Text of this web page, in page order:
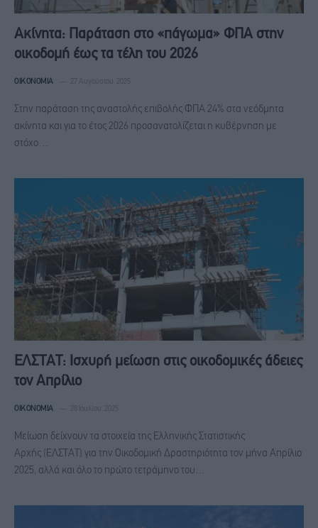
Ακίνητα: Παράταση στο «πάγωμα» ΦΠΑ στην
οικοδομή έως τα τέλη του 2026
ΟΙΚΟΝΟΜΊΑ 27 Αυγούστου, 2025
Στην παράταση της αναστολής επιβολής ΦΠΑ 24% στα νεόδμητα
ακίνητα και για το έτος 2026 προσανατολίζεται η κυβέρνηση με
στόχο…
ΕΛΣΤΑΤ: Ισχυρή μείωση στις οικοδομικές άδειες
τον Απρίλιο
ΟΙΚΟΝΟΜΊΑ 28 Ιουλίου, 2025
Μείωση δείχνουν τα στοιχεία της Ελληνικής Στατιστικής
Αρχής (ΕΛΣΤΑΤ) για την Οικοδομική Δραστηριότητα τον μήνα Απρίλιο
2025, αλλά και όλο το πρώτο τετράμηνο του…